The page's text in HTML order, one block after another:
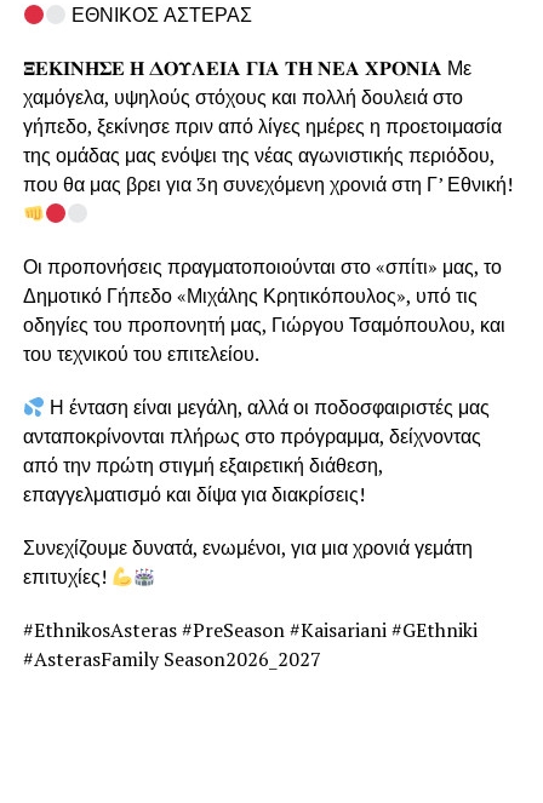
ΕΘΝΙΚΟΣ ΑΣΤΕΡΑΣ
𝚵𝚬𝚱𝚰𝚴𝚮𝚺𝚬 𝚮 𝚫𝚶𝚼𝚲𝚬𝚰𝚨 𝚪𝚰𝚨 𝚻𝚮 𝚴𝚬𝚨 𝚾𝚸𝚶𝚴𝚰𝚨 Με
χαμόγελα, υψηλούς στόχους και πολλή δουλειά στο
γήπεδο, ξεκίνησε πριν από λίγες ημέρες η προετοιμασία
της ομάδας μας ενόψει της νέας αγωνιστικής περιόδου,
που θα μας βρει για 3η συνεχόμενη χρονιά στη Γ’ Εθνική!
Οι προπονήσεις πραγματοποιούνται στο «σπίτι» μας, το
Δημοτικό Γήπεδο «Μιχάλης Κρητικόπουλος», υπό τις
οδηγίες του προπονητή μας, Γιώργου Τσαμόπουλου, και
του τεχνικού του επιτελείου.
Η ένταση είναι μεγάλη, αλλά οι ποδοσφαιριστές μας
ανταποκρίνονται πλήρως στο πρόγραμμα, δείχνοντας
από την πρώτη στιγμή εξαιρετική διάθεση,
επαγγελματισμό και δίψα για διακρίσεις!
Συνεχίζουμε δυνατά, ενωμένοι, για μια χρονιά γεμάτη
επιτυχίες!
#EthnikosAsteras #PreSeason #Kaisariani #GEthniki
#AsterasFamily Season2026_2027